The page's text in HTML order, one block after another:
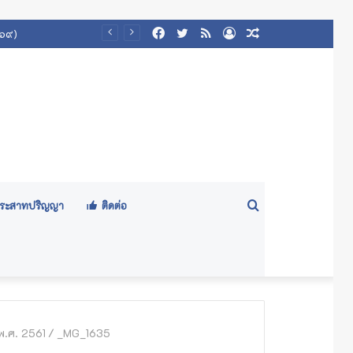
๙)
Log
RSS
Twitter
Facebook
ะสาทปริญญา ติดต่อ
ศ. 2561 / _MG_1635